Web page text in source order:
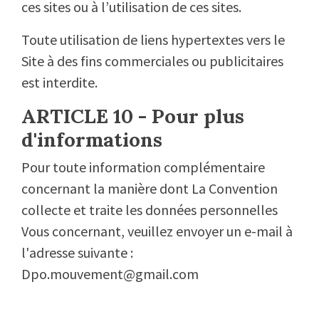
ces sites ou à l’utilisation de ces sites.
Toute utilisation de liens hypertextes vers le
Site à des fins commerciales ou publicitaires
est interdite.
ARTICLE 10 - Pour plus
d'informations
Pour toute information complémentaire
concernant la manière dont La Convention
collecte et traite les données personnelles
Vous concernant, veuillez envoyer un e-mail à
l'adresse suivante :
Dpo.mouvement@gmail.com